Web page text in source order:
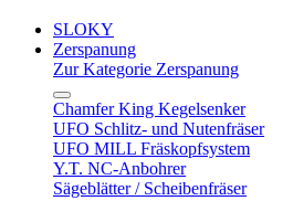
SLOKY
Zerspanung
Zur Kategorie Zerspanung
Chamfer King Kegelsenker
UFO Schlitz- und Nutenfräser
UFO MILL Fräskopfsystem
Y.T. NC-Anbohrer
Sägeblätter / Scheibenfräser